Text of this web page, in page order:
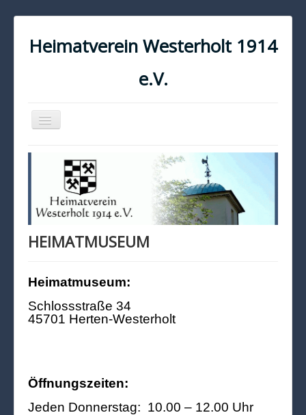
Heimatverein Westerholt 1914
e.V.
Navigation
an/aus
KONTAKT
IMPRESSUM
DATENSCHUTZ
HEIMATMUSEUM
Heimatmuseum:
Schlossstraße 34
45701 Herten-Westerholt
Öffnungszeiten:
Jeden Donnerstag: 10.00 – 12.00 Uhr